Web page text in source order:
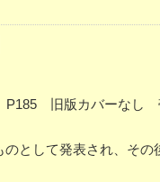
旧版カバーなし
のとして発表され、そ